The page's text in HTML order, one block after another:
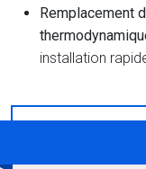
Remplacement
installation